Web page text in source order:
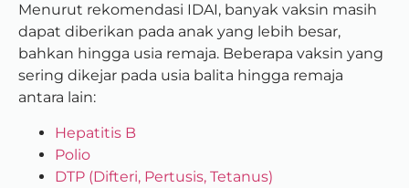
Menurut rekomendasi IDAI, banyak vaksin masih
dapat diberikan pada anak yang lebih besar,
bahkan hingga usia remaja. Beberapa vaksin yang
sering dikejar pada usia balita hingga remaja
antara lain:
Hepatitis B
Polio
DTP (Difteri, Pertusis, Tetanus)